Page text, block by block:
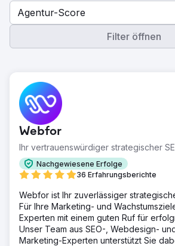
Agentur-Score
Filter öffnen
Webfor
Ihr vertrauenswürdiger strategischer
Nachgewiesene Erfolge
36 Erfahrungsberichte
Webfor ist Ihr zuverlässiger
Für Ihre Marketing- und
Experten mit einem guten Ruf für
Unser Team aus SEO-, Webdesign-
Marketing-Experten unterstützt Sie